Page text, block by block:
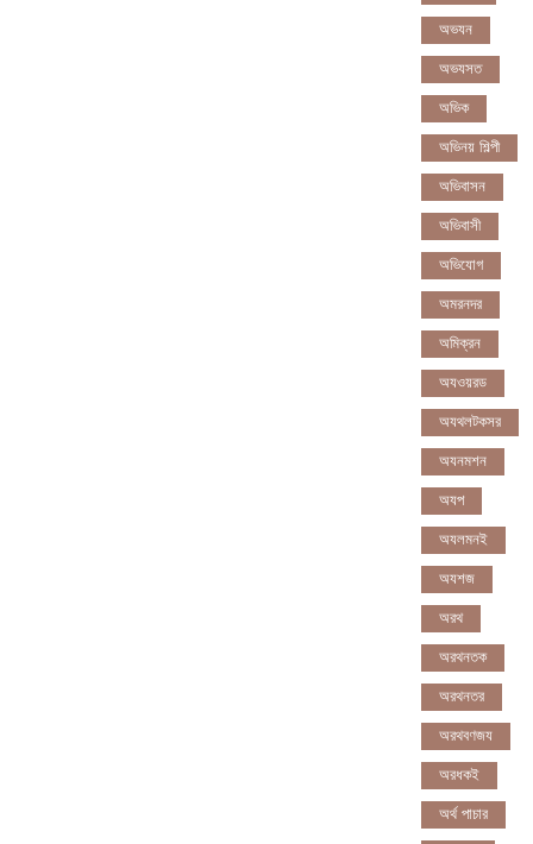
অভযন
অভযসত
অভিক
অভিনয় শিল্পী
অভিবাসন
অভিবাসী
অভিযোগ
অমরনদর
অমিক্রন
অযওয়রড
অযথলটকসর
অযনমশন
অযপ
অযলমনই
অযশজ
অরথ
অরথনতক
অরথনতর
অরথবণজয
অরধকই
অর্থ পাচার